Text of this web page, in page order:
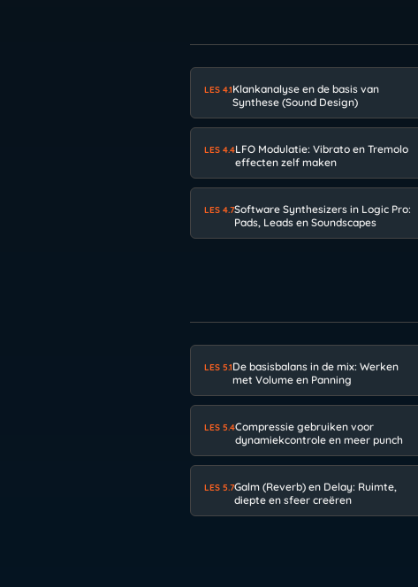
LES 4.1Klankanalyse en de basis van
Synthese (Sound Design)
LES 4.4LFO Modulatie: Vibrato en Tremolo
effecten zelf maken
LES 4.7Software Synthesizers in Logic Pro:
Pads, Leads en Soundscapes
LES 5.1De basisbalans in de mix: Werken
met Volume en Panning
LES 5.4Compressie gebruiken voor
dynamiekcontrole en meer punch
LES 5.7Galm (Reverb) en Delay: Ruimte,
diepte en sfeer creëren